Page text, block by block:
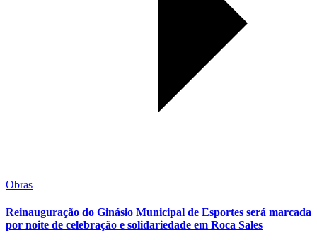
Obras
Reinauguração do Ginásio Municipal de Esportes será marcada
por noite de celebração e solidariedade em Roca Sales